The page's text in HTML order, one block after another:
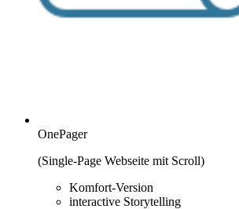
OnePager
(Single-Page Webseite mit Scroll)
Komfort-Version
interactive Storytelling